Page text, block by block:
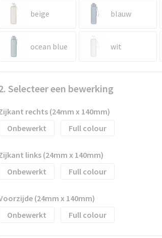
beige blauw
ocean blue wit
Selecteer een bewerking
rechts (24mm x 140mm)
Onbewerkt
Full colour
links (24mm x 140mm)
Onbewerkt
Full colour
(24mm x 140mm)
Onbewerkt
Full colour